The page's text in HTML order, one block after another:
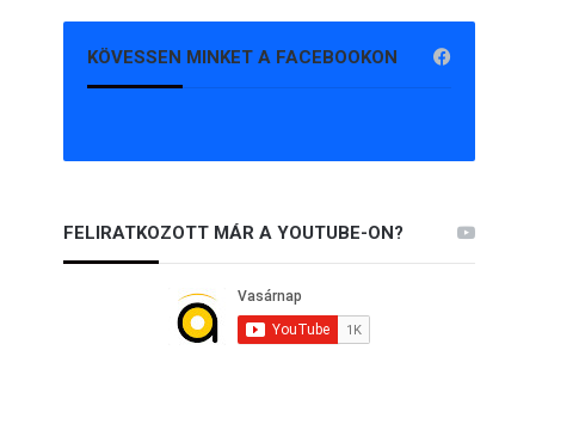
KÖVESSEN MINKET A FACEBOOKON
FELIRATKOZOTT MÁR A YOUTUBE-ON?